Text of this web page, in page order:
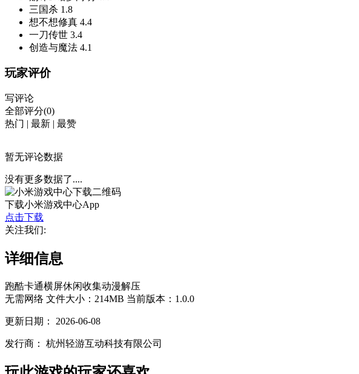
三国杀 1.8
想不想修真 4.4
一刀传世 3.4
创造与魔法 4.1
玩家评价
写评论
全部评分(0)
热门 | 最新 | 最赞
暂无评论数据
没有更多数据了....
下载小米游戏中心App
点击下载
关注我们:
详细信息
跑酷卡通横屏休闲收集动漫解压
无需网络 文件大小：214MB 当前版本：1.0.0
更新日期： 2026-06-08
发行商： 杭州轻游互动科技有限公司